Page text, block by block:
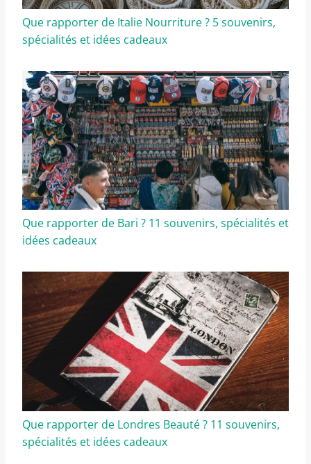
Que rapporter de Italie Nourriture ? 5 souvenirs,
spécialités et idées cadeaux
Que rapporter de Bari ? 11 souvenirs, spécialités et
idées cadeaux
Que rapporter de Londres Beauté ? 11 souvenirs,
spécialités et idées cadeaux